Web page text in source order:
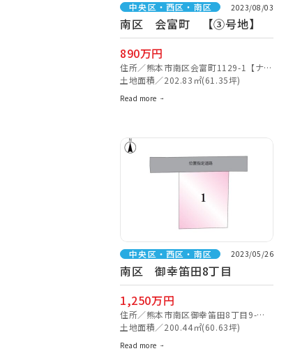
中央区・西区・南区 2023/08/03
南区 会富町 【③号地】
890万円
住所／熊本市南区会富町1129-1【ナビ
検索】
土地面積／202.83㎡(61.35坪)
Read more
中央区・西区・南区 2023/05/26
南区 御幸笛田8丁目
1,250万円
住所／熊本市南区御幸笛田8丁目9-
18【ナビ検索】
土地面積／200.44㎡(60.63坪)
Read more